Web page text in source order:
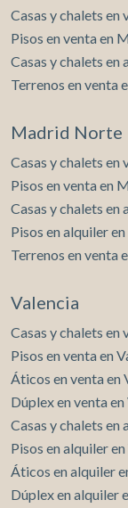
Casas y chalets
Pisos en venta en
Casas y chalets
Terrenos en venta
Madrid Norte
Casas y chalets
Pisos en venta en
Casas y chalets
Pisos en alquiler
Terrenos en venta
Valencia
Casas y chalets en
Pisos en venta en
Áticos en venta en
Dúplex en venta en
Casas y chalets en
Pisos en alquiler
Áticos en alquiler
Dúplex en alquiler